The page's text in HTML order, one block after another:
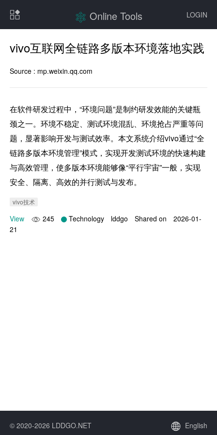
LOGIN
Online Tools
vivo互联网全链路多版本环境落地实践
Source : mp.weixin.qq.com
在软件研发过程中，“环境问题”是制约研发效能的关键瓶
颈之一。环境不稳定、测试环境混乱、环境抢占严重等问
题，显著影响开发与测试效率。本文系统介绍vivo通过“全
链路多版本环境管理”模式，实现开发测试环境的快速构建
与高效管理，使多版本环境能够像“平行宇宙”一般，实现
安全、隔离、高效的并行测试与发布。
vivo技术
View 245 Technology lddgo Shared on
2026-01-
21
© 2020-2026 LDDGO.NET English